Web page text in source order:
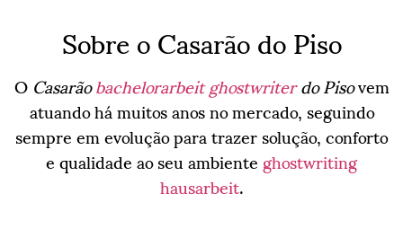
Sobre o Casarão do Piso
OCasarãobachelorarbeit ghostwriterdo Pisovem
atuando há muitos anos no mercado, seguindo
sempre em evolução para trazer solução, conforto
e qualidade ao seu ambienteghostwriting
hausarbeit.